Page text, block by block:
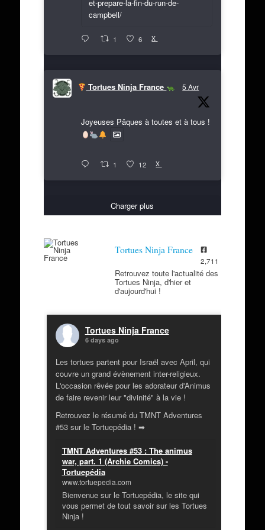
et-prepare-la-fin-du-run-de-
campbell/
1 6 X
Tortues Ninja France 5 Avr
Joyeuses Pâques à toutes et à tous !
1 12 X
Charger plus
Tortues Ninja France
2,711
Retrouvez toute l'actualité des
Tortues Ninja, d'hier et
d'aujourd'hui !
Tortues Ninja France
6 days ago
Les tortues partent pour Israël avec April, qui
couvre un grand évènement inter-religieux.
L'occasion rêvée pour les adorateur d'Animus
de faire revenir leur "divinité" à la vie !
Retrouvez le résumé du TMNT Adventures
#53 sur le Tortuepédia ! ➡
TMNT Adventures #53 : The animus
war, part. 1 (Archie Comics) -
Tortuepédia
www.tortuepedia.com
Bienvenue sur le Tortuepédia, le site qui
vous permet de tout savoir sur les Tortues
Ninja !